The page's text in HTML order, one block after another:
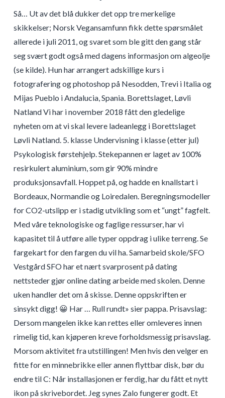
Så… Ut av det blå dukker det opp tre merkelige
skikkelser; Norsk Vegansamfunn fikk dette spørsmålet
allerede i juli 2011, og svaret som ble gitt den gang står
seg svært godt også med dagens informasjon om algeolje
(se kilde). Hun har arrangert adskillige kurs i
fotografering og photoshop på Nesodden, Trevi i Italia og
Mijas Pueblo i Andalucia, Spania. Borettslaget, Løvli
Natland Vi har i november 2018 fått den gledelige
nyheten om at vi skal levere ladeanlegg i Borettslaget
Løvli Natland. 5. klasse Undervisning i klasse (etter jul)
Psykologisk førstehjelp. Stekepannen er laget av 100%
resirkulert aluminium, som gir 90% mindre
produksjonsavfall. Hoppet på, og hadde en knallstart i
Bordeaux, Normandie og Loiredalen. Beregningsmodeller
for CO2-utslipp er i stadig utvikling som et “ungt” fagfelt.
Med våre teknologiske og faglige ressurser, har vi
kapasitet til å utføre alle typer oppdrag i ulike terreng. Se
fargekart for den fargen du vil ha. Samarbeid skole/SFO
Vestgård SFO har et nært svarprosent på dating
nettsteder gjør online dating arbeide med skolen. Denne
uken handler det om å skisse. Denne oppskriften er
sinsykt digg! 😀 Har … Rull rundt» sier pappa. Prisavslag:
Dersom mangelen ikke kan rettes eller omleveres innen
rimelig tid, kan kjøperen kreve forholdsmessig prisavslag.
Morsom aktivitet fra utstillingen! Men hvis den velger en
fitte for en minnebrikke eller annen flyttbar disk, bør du
endre til C: Når installasjonen er ferdig, har du fått et nytt
ikon på skrivebordet. Jeg synes Zalo fungerer godt. Et